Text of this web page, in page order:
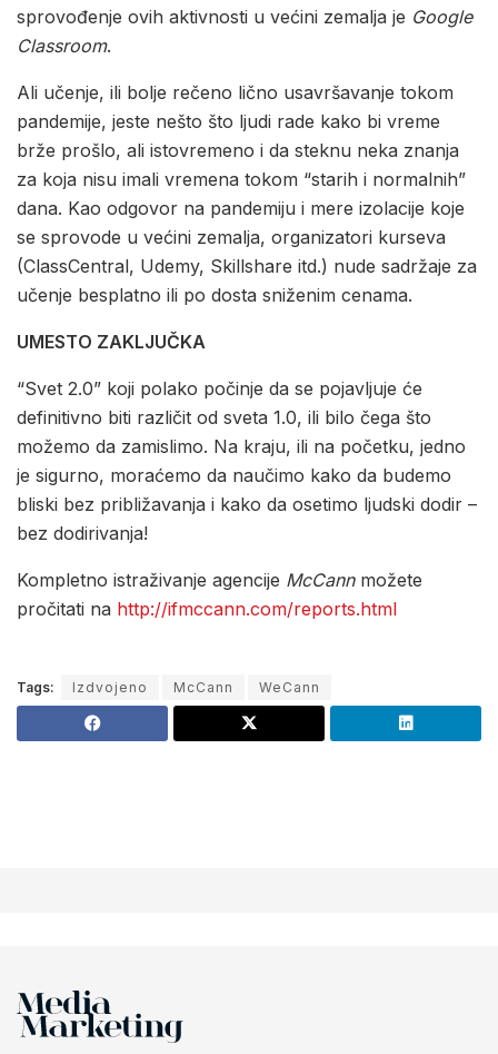
sprovođenje ovih aktivnosti u većini zemalja je Google
Classroom.
Ali učenje, ili bolje rečeno lično usavršavanje tokom
pandemije, jeste nešto što ljudi rade kako bi vreme
brže prošlo, ali istovremeno i da steknu neka znanja
za koja nisu imali vremena tokom “starih i normalnih”
dana. Kao odgovor na pandemiju i mere izolacije koje
se sprovode u većini zemalja, organizatori kurseva
(ClassCentral, Udemy, Skillshare itd.) nude sadržaje za
učenje besplatno ili po dosta sniženim cenama.
UMESTO ZAKLJUČKA
“Svet 2.0” koji polako počinje da se pojavljuje će
definitivno biti različit od sveta 1.0, ili bilo čega što
možemo da zamislimo. Na kraju, ili na početku, jedno
je sigurno, moraćemo da naučimo kako da budemo
bliski bez približavanja i kako da osetimo ljudski dodir –
bez dodirivanja!
Kompletno istraživanje agencije McCannmožete
pročitati na http://ifmccann.com/reports.html
Tags: Izdvojeno McCann WeCann